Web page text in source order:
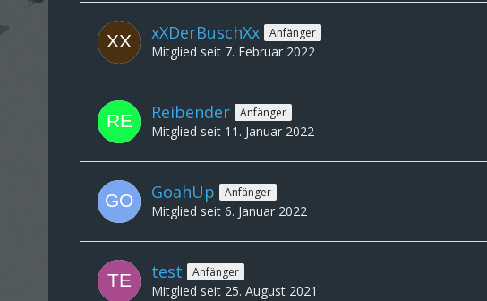
xXDerBuschXx Anfänger
Mitglied seit 7. Februar 2022
Reibender Anfänger
Mitglied seit 11. Januar 2022
GoahUp Anfänger
Mitglied seit 6. Januar 2022
test Anfänger
Mitglied seit 25. August 2021